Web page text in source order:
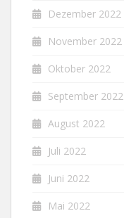
Dezember 2022
November 2022
Oktober 2022
September 2022
August 2022
Juli 2022
Juni 2022
Mai 2022